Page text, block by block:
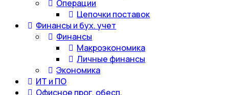
Операции
Цепочки поставок
Финансы и бух. учет
Финансы
Макроэкономика
Личные финансы
Экономика
ИТ и ПО
Офисное прог. обесп.